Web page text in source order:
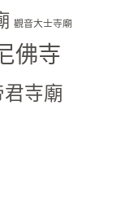
觀音大士寺廟
佛寺
君寺廟